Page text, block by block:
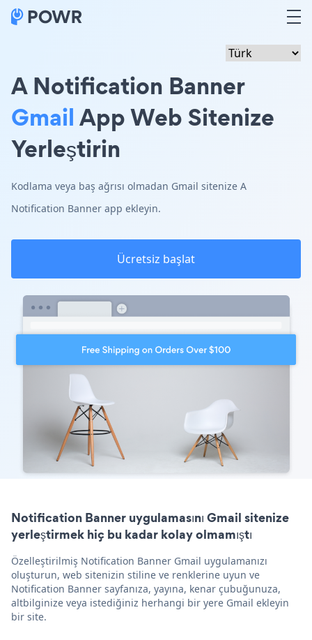
A Notification Banner
GmailApp Web Sitenize
Yerleştirin
Kodlama veya baş ağrısı olmadan Gmail sitenize A
Notification Banner app ekleyin.
Ücretsiz başlat
Notification Banner uygulamasını Gmail sitenize
yerleştirmek hiç bu kadar kolay olmamıştı
Özelleştirilmiş Notification Banner Gmail uygulamanızı
oluşturun, web sitenizin stiline ve renklerine uyun ve
Notification Banner sayfanıza, yayına, kenar çubuğunuza,
altbilginize veya istediğiniz herhangi bir yere Gmail ekleyin
bir site.